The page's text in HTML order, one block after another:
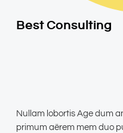
Best Consulting
Nullam lobortis Age dum
primum aërem mem duo